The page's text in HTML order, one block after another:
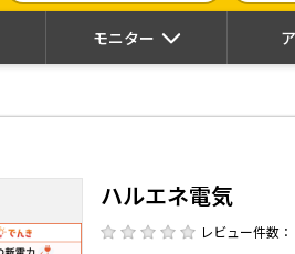
モニター
ハルエネ電気
レビュー件数